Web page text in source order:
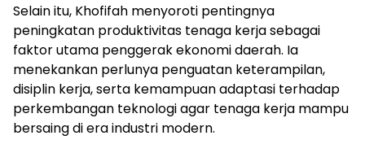
Selain itu, Khofifah menyoroti pentingnya
peningkatan produktivitas tenaga kerja sebagai
faktor utama penggerak ekonomi daerah. Ia
menekankan perlunya penguatan keterampilan,
disiplin kerja, serta kemampuan adaptasi terhadap
perkembangan teknologi agar tenaga kerja mampu
bersaing di era industri modern.